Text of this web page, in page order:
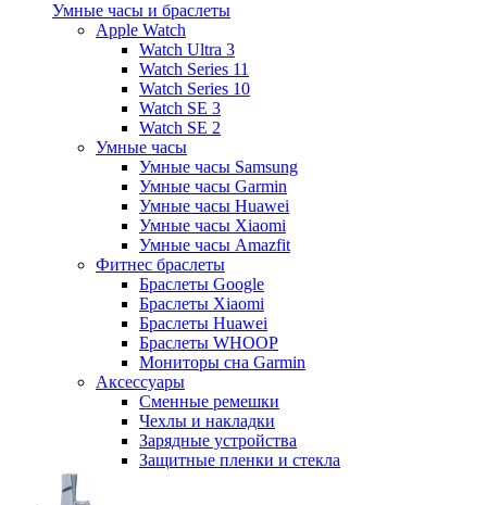
Умные часы и браслеты
Apple Watch
Watch Ultra 3
Watch Series 11
Watch Series 10
Watch SE 3
Watch SE 2
Умные часы
Умные часы Samsung
Умные часы Garmin
Умные часы Huawei
Умные часы Xiaomi
Умные часы Amazfit
Фитнес браслеты
Браслеты Google
Браслеты Xiaomi
Браслеты Huawei
Браслеты WHOOP
Мониторы сна Garmin
Аксессуары
Сменные ремешки
Чехлы и накладки
Зарядные устройства
Защитные пленки и стекла